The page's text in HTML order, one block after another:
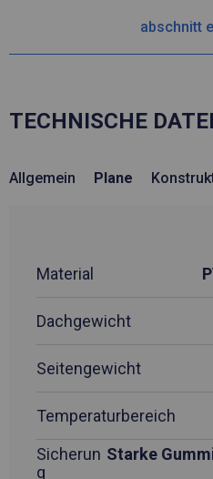
abschnitt
TECHNISCHE
Allgemein Plane
Material
Dachgewicht
Seitengewicht
Temperaturbereich
Sicherun
g
Starke